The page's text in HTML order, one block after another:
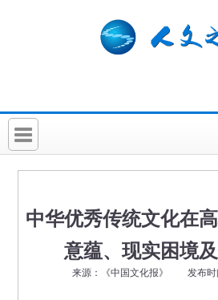
首 页
中华优秀传统文化在
意蕴、现实困境
来源：《中国文化报》 发布时